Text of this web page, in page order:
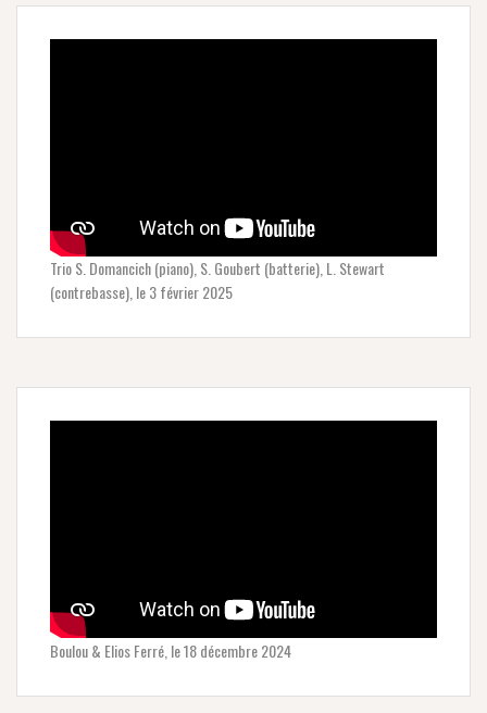
Trio S. Domancich (piano), S. Goubert (batterie), L. Stewart
(contrebasse), le 3 février 2025
Boulou & Elios Ferré, le 18 décembre 2024